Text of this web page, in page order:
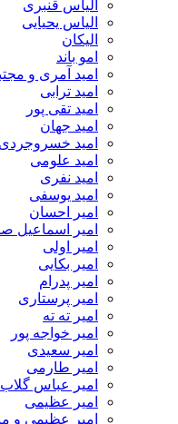
الیاس قنبرى
الیاس یحیایی
الیکان
امو باند
امید آمری و
امید ترابی
امید تقی پور
امید جهان
امید خسروجردی
امید علومی
امید نفری
امید یوسفی
امیر احسان
امیر اسماعیل
امیر اولی
امیر بکایی
امیر پدرام
امیر پرستاری
امیر ته ته
امیر خواجه پور
امیر سعیدی
امیر طارمی
امیر عباس گلاب
امیر عظیمی
امیر عظیمی و